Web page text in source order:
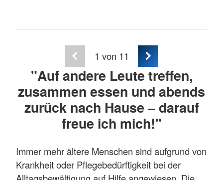
1 von 11
"Auf andere Leute treffen,
zusammen essen und abends
zurück nach Hause – darauf
freue ich mich!"
Immer mehr ältere Menschen sind aufgrund von
Krankheit oder Pflegebedürftigkeit bei der